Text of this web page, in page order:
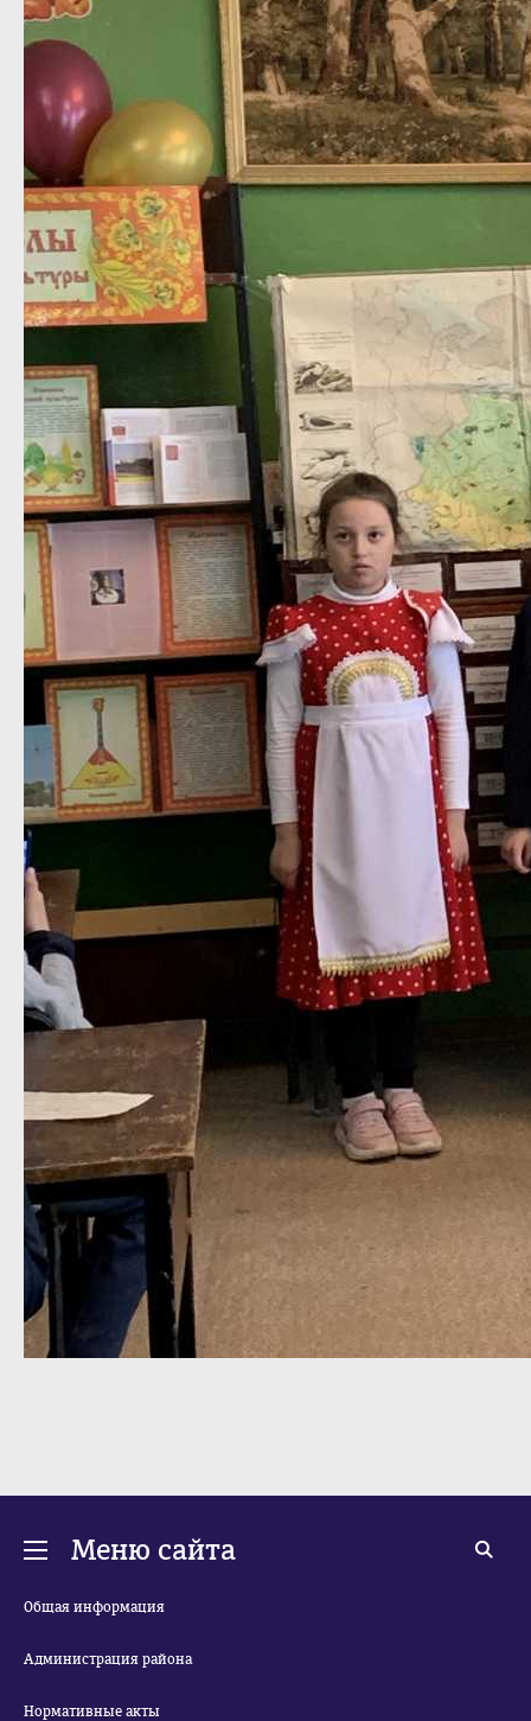
Меню сайта
Общая информация
Администрация района
Нормативные акты